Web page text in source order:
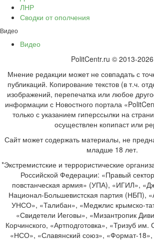
ЛНР
Сводки от ополчения
Видео
Видео
PolitCentr.ru © 2013-2026
Мнение редакции может не совпадать с
публикаций. Копирование текстов (в т.ч.
изображений, перепечатка или любое
информации с Новостного портала
только с указанием гиперссылки на
осуществлен копипаст или
Сайт может содержать материалы, не
младше 18 лет.
*Экстремистские и террористические
Российской Федерации: «Правый
повстанческая армия» (УПА), «ИГИЛ»,
Национал-Большевистская партия (НБП),
УНСО», «Талибан», «Меджлис крымско-
«Свидетели Иеговы», «Мизантропик
Корчинского, «Артподготовка», «Тризуб
«НСО», «Славянский союз», «Формат-18»,